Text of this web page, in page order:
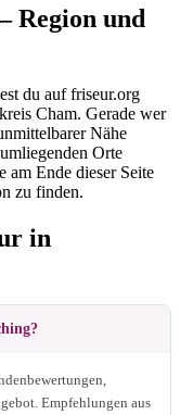
Region und
du auf friseur.org
Cham. Gerade wer
Nähe
Orte
am Ende dieser Seite
zu finden.
in
Empfehlungen aus